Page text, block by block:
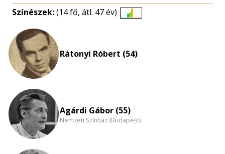
Színészek:(14 fő, átl. 47 év)
Rátonyi Róbert (54)
Agárdi Gábor (55)
Nemzeti Színház (Budapest)